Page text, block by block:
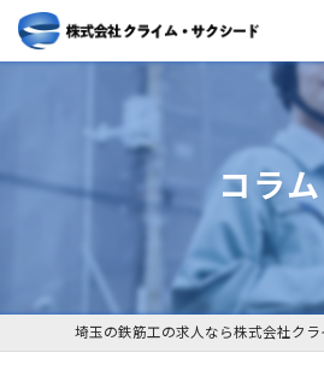
コラム
埼玉の鉄筋工の求人なら株式会社ク